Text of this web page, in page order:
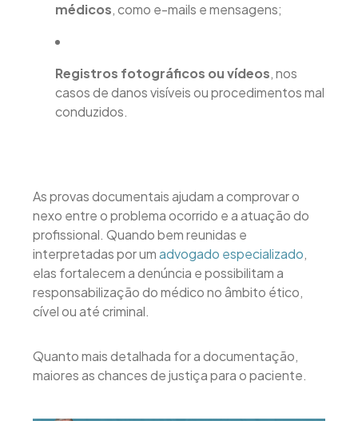
médicos, como e-mails e mensagens;
Registros fotográficos ou vídeos, nos
casos de danos visíveis ou procedimentos mal
conduzidos.
As provas documentais ajudam a comprovar o
nexo entre o problema ocorrido e a atuação do
profissional. Quando bem reunidas e
interpretadas por umadvogado especializado,
elas fortalecem a denúncia e possibilitam a
responsabilização do médico no âmbito ético,
cível ou até criminal.
Quanto mais detalhada for a documentação,
maiores as chances de justiça para o paciente.